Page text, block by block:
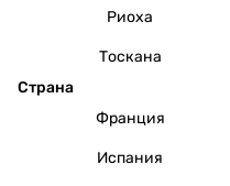
Риоха
Тоскана
Страна
Франция
Испания